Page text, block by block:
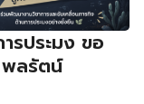
รประมง ขอ
พลรัตน์